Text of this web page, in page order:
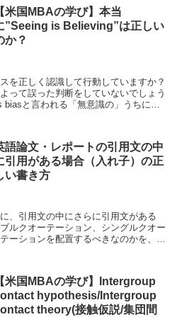
【米国MBAの学び】本当
”Seeing is Believing”は正しい
か？
を正しく認識して行動していますか？
って誤った判断をしていないでしょう
と言われる「無意識の」うちに持
語論文・レポートの引用文の中
引用がある場合（入れ子）の正
い書き方
、引用文の中にさらに引用文がある
ルクオーテーション、シングルクオー
ーションを配置するべきなのかを、
【米国MBAの学び】Intergroup
hypothesis/Intergroup
theory(接触仮説/集団間